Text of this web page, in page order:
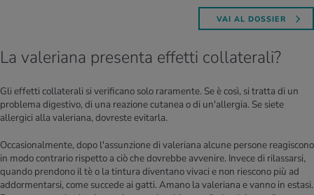
VAI AL DOSSIER
La valeriana presenta effetti collaterali?
Gli effetti collaterali si verificano solo raramente. Se è così, si tratta di un
problema digestivo, di una reazione cutanea o di un'allergia. Se siete
allergici alla valeriana, dovreste evitarla.
Occasionalmente, dopo l'assunzione di valeriana alcune persone reagiscono
in modo contrario rispetto a ciò che dovrebbe avvenire. Invece di rilassarsi,
quando prendono il tè o la tintura diventano vivaci e non riescono più ad
addormentarsi, come succede ai gatti. Amano la valeriana e vanno in estasi.